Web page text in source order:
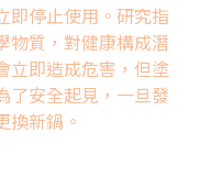
即停止使用。研究指
物質，對健康構成潛
立即造成危害，但塗
了安全起見，一旦發
換新鍋。